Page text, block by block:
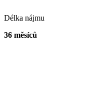
Délka nájmu
36 měsíců